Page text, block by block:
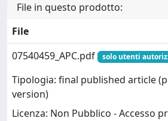
File in questo prodotto:
File
07540459_APC.pdf
solo utenti
Tipologia: final published article
version)
Licenza: Non Pubblico - Accesso